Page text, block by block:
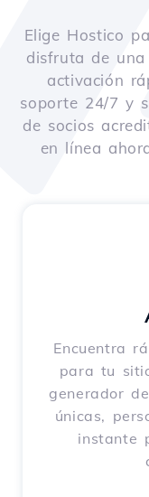
Elige Hostico
disfruta de
activación
soporte 24/7 y
de socios
en línea
Encuentra
para tu
generador
únicas,
instante